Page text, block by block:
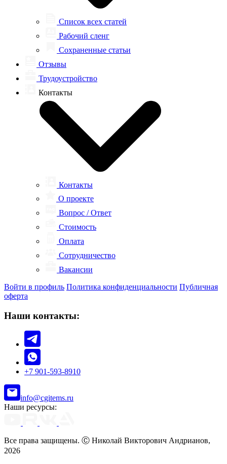
Список всех статей
Рабочий сленг
Сохраненные статьи
Отзывы
Трудоустройство
Контакты
Контакты
О проекте
Вопрос / Ответ
Стоимость
Оплата
Сотрудничество
Вакансии
Войти в профиль Политика конфиденциальности Публичная
оферта
Наши контакты:
+7 901-593-8910
info@cgitems.ru
Наши ресурсы:
Все права защищены. Ⓒ Николай Викторович Андрианов,
2026